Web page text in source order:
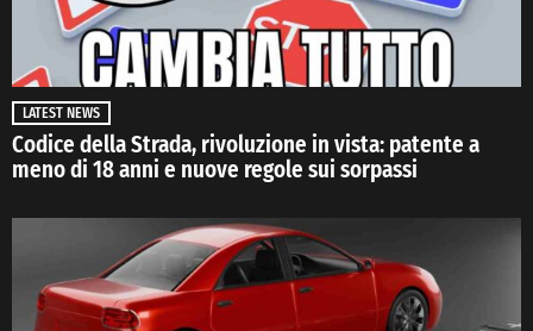
LATEST NEWS
Codice della Strada, rivoluzione in vista: patente a
meno di 18 anni e nuove regole sui sorpassi